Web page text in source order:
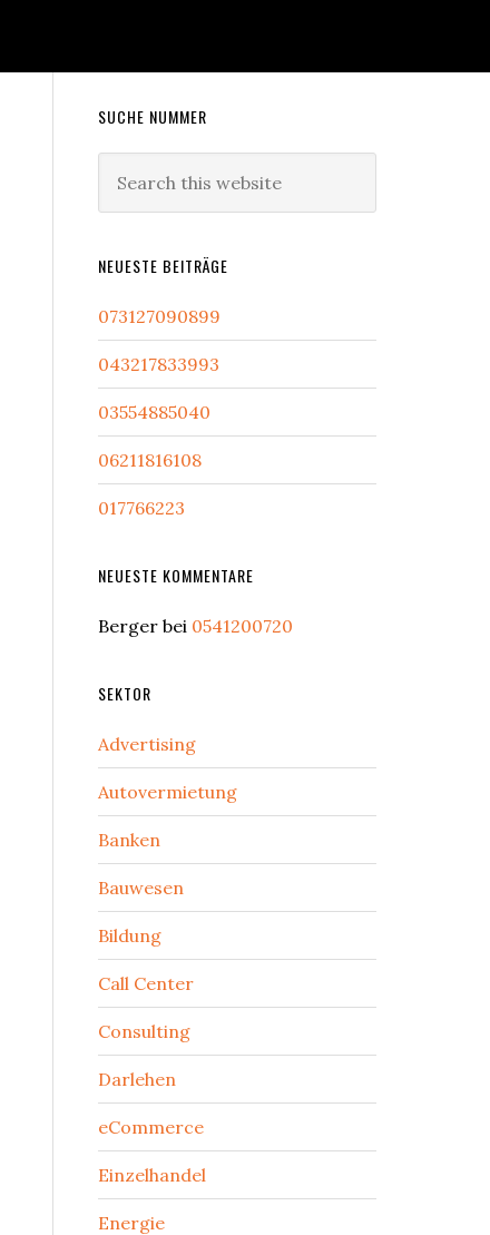
Primary
Sidebar
SUCHE NUMMER
this
NEUESTE BEITRÄGE
073127090899
043217833993
03554885040
06211816108
017766223
NEUESTE KOMMENTARE
Berger bei 0541200720
SEKTOR
Advertising
Autovermietung
Banken
Bauwesen
Bildung
Call Center
Consulting
Darlehen
eCommerce
Einzelhandel
Energie